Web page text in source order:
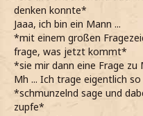
denken konnte*
Jaaa, ich bin ein Mann ...
*mit einem großen
frage, was jetzt kommt*
*sie mir dann eine Frage
Mh ... Ich trage eigentlich
*schmunzelnd sage und
zupfe*